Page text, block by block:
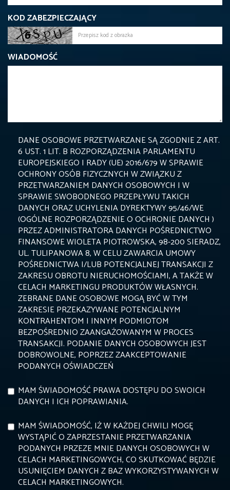
KOD ZABEZPIECZAJĄCY
WIADOMOŚĆ
DANE OSOBOWE PRZETWARZANE SĄ ZGODNIE Z ART.
6 UST. 1 LIT. B ROZPORZĄDZENIA PARLAMENTU
EUROPEJSKIEGO I RADY (UE) 2016/679 W SPRAWIE
OCHRONY OSÓB FIZYCZNYCH W ZWIĄZKU Z
PRZETWARZANIEM DANYCH OSOBOWYCH I W
SPRAWIE SWOBODNEGO PRZEPŁYWU TAKICH
DANYCH ORAZ UCHYLENIA DYREKTYWY 95/46/WE
(OGÓLNE ROZPORZĄDZENIE O OCHRONIE DANYCH )
PRZEZ ADMINISTRATORA DANYCH POŚREDNICTWO
FINANSOWE WIOLETA PIOTROWSKA, 98-200 SIERADZ,
UL. TULIPANOWA 8, W CELU ZAWARCIA UMOWY
POŚREDNICTWA I/LUB POTENCJALNEJ TRANSAKCJI Z
ZAKRESU OBROTU NIERUCHOMOŚCIAMI, A TAKŻE W
CELACH MARKETINGU PRODUKTÓW WŁASNYCH.
ZEBRANE DANE OSOBOWE MOGĄ BYĆ W TYM
ZAKRESIE PRZEKAZYWANE POTENCJALNYM
KONTRAHENTOM I INNYM PODMIOTOM
BEZPOŚREDNIO ZAANGAŻOWANYM W PROCES
TRANSAKCJI. PODANIE DANYCH OSOBOWYCH JEST
DOBROWOLNE, POPRZEZ ZAAKCEPTOWANIE
PODANYCH OŚWIADCZEŃ
MAM ŚWIADOMOŚĆ PRAWA DOSTĘPU DO SWOICH
DANYCH I ICH POPRAWIANIA.
MAM ŚWIADOMOŚĆ, IŻ W KAŻDEJ CHWILI MOGĘ
WYSTĄPIĆ O ZAPRZESTANIE PRZETWARZANIA
PODANYCH PRZEZE MNIE DANYCH OSOBOWYCH W
CELACH MARKETINGOWYCH, CO SKUTKOWAĆ BĘDZIE
USUNIĘCIEM DANYCH Z BAZ WYKORZYSTYWANYCH W
CELACH MARKETINGOWYCH.